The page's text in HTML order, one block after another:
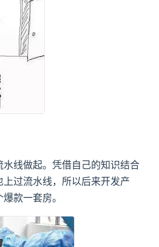
水线做起。凭借自己的知识结合
过流水线，所以后来开发产
款一套房。